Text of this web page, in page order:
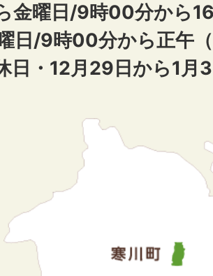
金曜日/9時00分から
日/9時00分から正午
日・12月29日から1月